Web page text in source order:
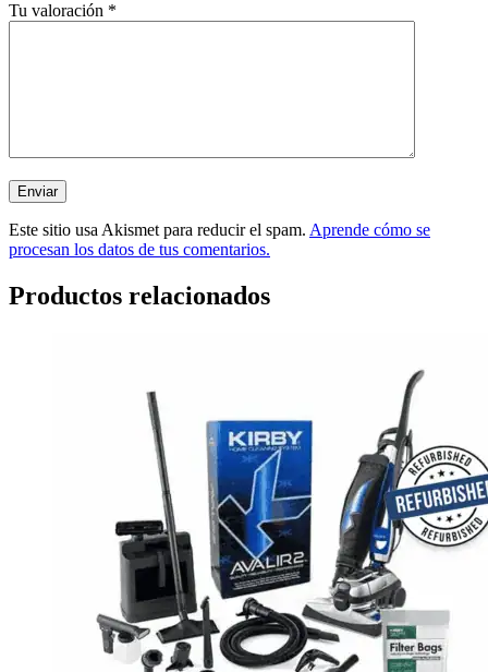
Tu valoración *
Este sitio usa Akismet para reducir el spam. Aprende cómo se
procesan los datos de tus comentarios.
Productos relacionados